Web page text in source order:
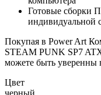
Готовые сборки
индивидуальной
Покупая в Power Art
STEAM PUNK SP7
можете быть уверенны
Цвет
черный